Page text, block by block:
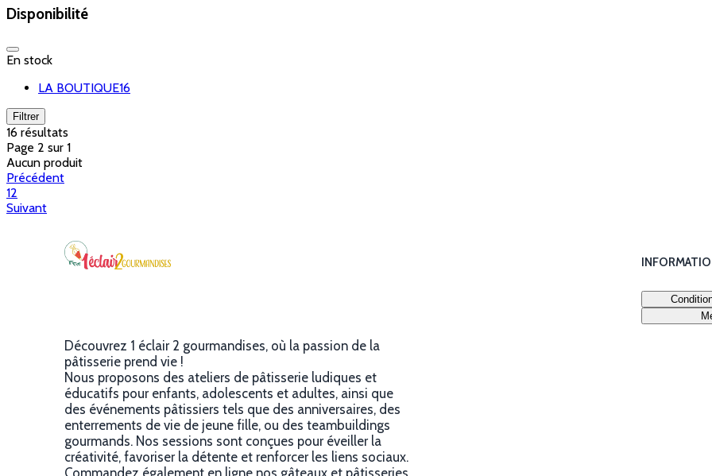
Disponibilité
En stock
LA BOUTIQUE16
Filtrer
16 résultats
Page 2 sur 1
Aucun produit
Précédent
12
Suivant
Découvrez 1 éclair 2 gourmandises, où la passion de la
pâtisserie prend vie !
Nous proposons des ateliers de pâtisserie ludiques et
éducatifs pour enfants, adolescents et adultes, ainsi que
des événements pâtissiers tels que des anniversaires, des
enterrements de vie de jeune fille, ou des teambuildings
gourmands. Nos sessions sont conçues pour éveiller la
créativité, favoriser la détente et renforcer les liens sociaux.
Commandez également en ligne nos gâteaux et pâtisseries